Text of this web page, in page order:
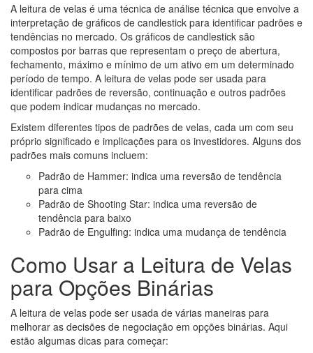
A leitura de velas é uma técnica de análise técnica que envolve a
interpretação de gráficos de candlestick para identificar padrões e
tendências no mercado. Os gráficos de candlestick são
compostos por barras que representam o preço de abertura,
fechamento, máximo e mínimo de um ativo em um determinado
período de tempo. A leitura de velas pode ser usada para
identificar padrões de reversão, continuação e outros padrões
que podem indicar mudanças no mercado.
Existem diferentes tipos de padrões de velas, cada um com seu
próprio significado e implicações para os investidores. Alguns dos
padrões mais comuns incluem:
Padrão de Hammer: indica uma reversão de tendência
para cima
Padrão de Shooting Star: indica uma reversão de
tendência para baixo
Padrão de Engulfing: indica uma mudança de tendência
Como Usar a Leitura de Velas
para Opções Binárias
A leitura de velas pode ser usada de várias maneiras para
melhorar as decisões de negociação em opções binárias. Aqui
estão algumas dicas para começar: